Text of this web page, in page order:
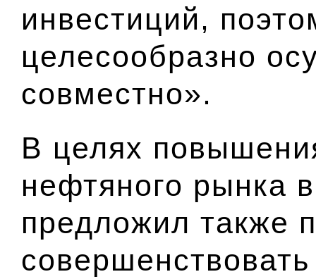
инвестиций,
целесообразно
совместно».
В целях
нефтяного рынка
предложил также